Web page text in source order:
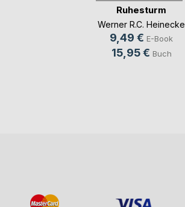
Ruhesturm
Werner R.C. Heinecke
9,49 € E-Book
15,95 € Buch